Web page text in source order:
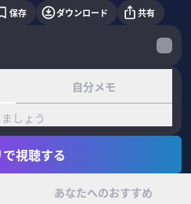
保存 ダウンロード 共有
自分メモ
しょう
視聴する
あなたへのおすすめ